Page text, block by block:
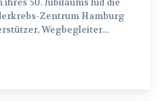
Zentrum Hamburg
Wegbegleiter...